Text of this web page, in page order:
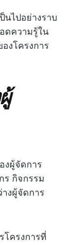
นไปอย่างราบ
ดความรู้ใน
งโครงการ
งผู้จัดการ
ร กิจกรรม
งผู้จัดการ
โครงการที่